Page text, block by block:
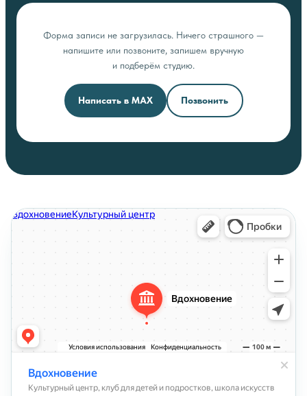
Форма записи не загрузилась. Ничего страшного —
напишите или позвоните, запишем вручную
и подберём студию.
Написать в MAX Позвонить